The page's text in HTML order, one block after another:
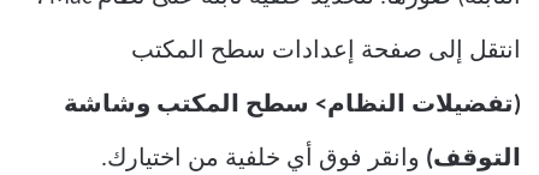
انتقل إلى صفحة إعدادات سطح المكتب
(تفضيلات النظام> سطح المكتب وشاشة
التوقف) وانقر فوق أي خلفية من اختيارك.